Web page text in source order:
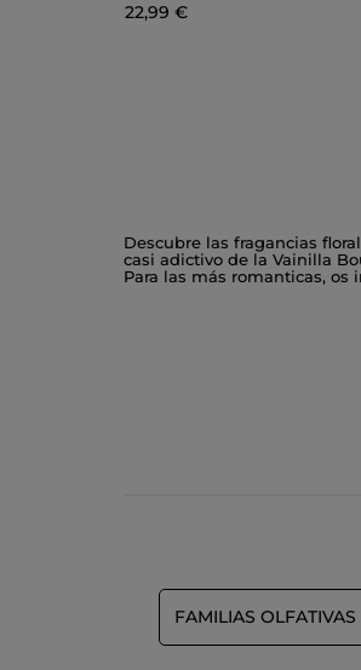
22,99 €
Descubre las fragancias
casi adictivo de la Vainilla
Para las más romanticas, os
FAMILIAS OLFATIVAS